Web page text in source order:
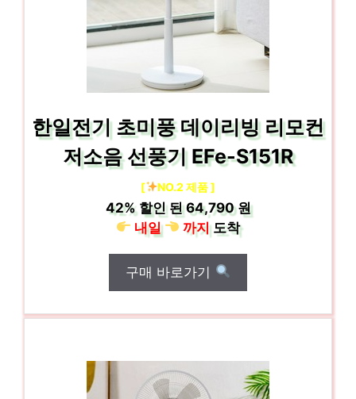
한일전기 초미풍 데이리빙 리모컨
저소음 선풍기 EFe-S151R
[ NO.2 제품 ]
42%할인 된64,790 원
내일
까지도착
구매 바로가기